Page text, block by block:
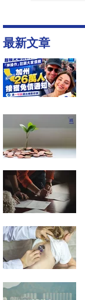
最新文章